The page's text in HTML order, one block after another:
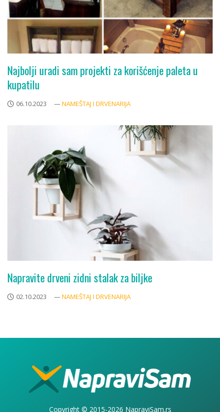
Najbolji uradi sam projekti za korišćenje paleta u
kupatilu
06.10.2023 —NAMEŠTAJ I DRVENARIJA
Napravite drveni zidni stalak za biljke
02.10.2023 —NAMEŠTAJ I DRVENARIJA
Copyright © 2015-2026 NapraviSam.rs